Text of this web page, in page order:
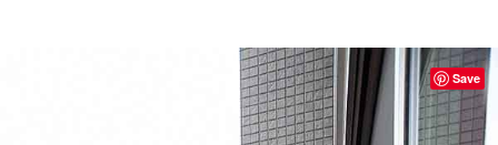
Save